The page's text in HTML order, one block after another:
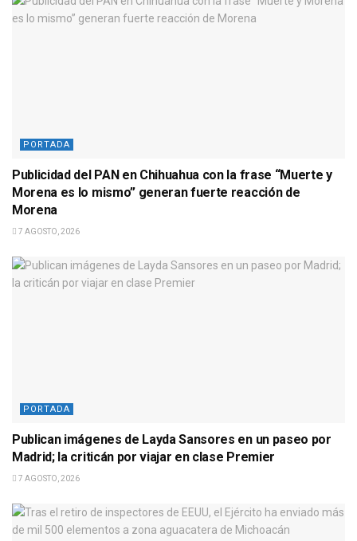
PORTADA
Publicidad del PAN en Chihuahua con la frase “Muerte y
Morena es lo mismo” generan fuerte reacción de
Morena
7 AGOSTO, 2026
PORTADA
Publican imágenes de Layda Sansores en un paseo por
Madrid; la criticán por viajar en clase Premier
7 AGOSTO, 2026